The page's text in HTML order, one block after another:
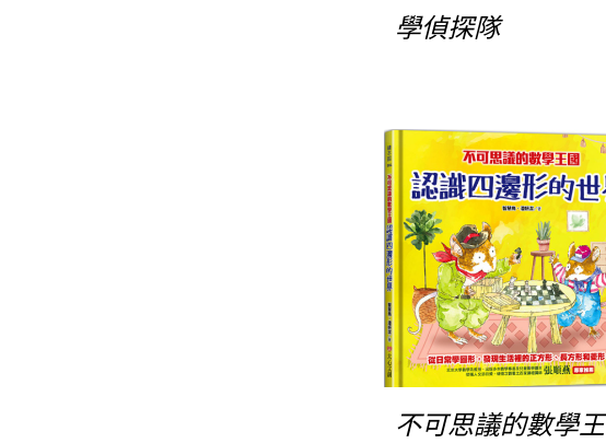
學偵探隊
不可思議的數學王